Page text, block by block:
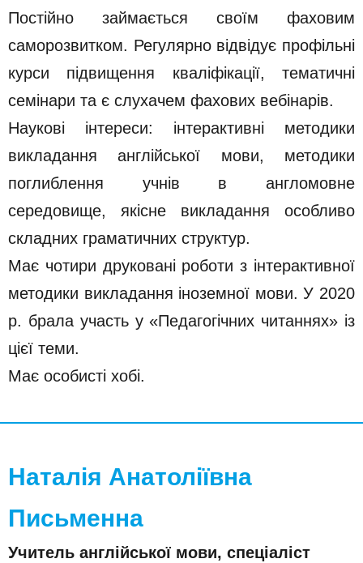
Постійно займається своїм фаховим
саморозвитком. Регулярно відвідує профільні
курси підвищення кваліфікації, тематичні
семінари та є слухачем фахових вебінарів.
Наукові інтереси: інтерактивні методики
викладання англійської мови, методики
поглиблення учнів в англомовне
середовище, якісне викладання особливо
складних граматичних структур.
Має чотири друковані роботи з інтерактивної
методики викладання іноземної мови. У 2020
р. брала участь у «Педагогічних читаннях» із
цієї теми.
Має особисті хобі.
Наталія Анатоліївна
Письменна
Учитель англійської мови, спеціаліст